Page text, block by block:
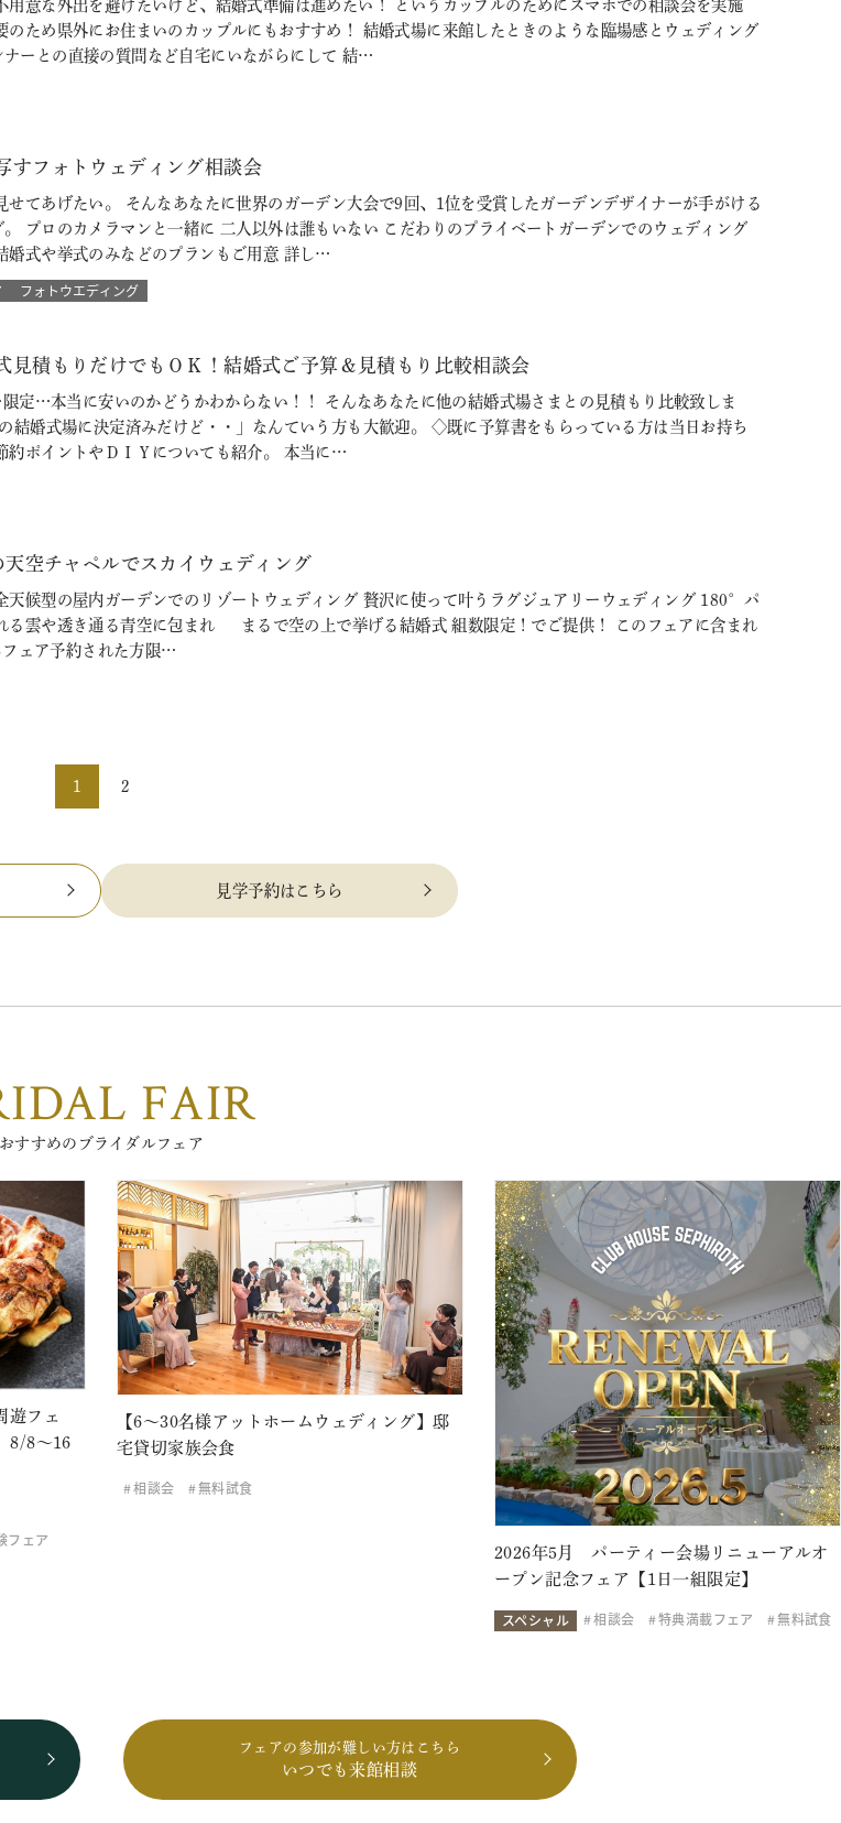
用意な外出を避けたいけど、結婚式準備は進めたい！ というカップルのためにスマホでの相談会を実施
ため県外にお住まいのカップルにもおすすめ！ 結婚式場に来館したときのような臨場感とウェディング
ーとの直接の質問など自宅にいながらにして 結…
すフォトウェディング相談会
てあげたい。 そんなあなたに世界のガーデン大会で9回、1位を受賞したガーデンデザイナーが手がける
プロのカメラマンと一緒に 二人以外は誰もいない こだわりのプライベートガーデンでのウェディング
式や挙式のみなどのプランもご用意 詳し…
フォトウエディング
積もりだけでもＯＫ！結婚式ご予算＆見積もり比較相談会
定…本当に安いのかどうかわからない！！ そんなあなたに他の結婚式場さまとの見積もり比較致しま
結婚式場に決定済みだけど・・」なんていう方も大歓迎。 ◇既に予算書をもらっている方は当日お持ち
約ポイントやＤＩＹについても紹介。 本当に…
空チャペルでスカイウェディング
天候型の屋内ガーデンでのリゾートウェディング 贅沢に使って叶うラグジュアリーウェディング 180°パ
る雲や透き通る青空に包まれ まるで空の上で挙げる結婚式 組数限定！でご提供！ このフェアに含まれ
ェア予約された方限…
1 2
見学予約はこちら
FAIR
おすすめのブライダルフェア
遊フェ
8/8～16
フェア
【6～30名様アットホームウェディング】邸
宅貸切家族会食
相談会 無料試食
2026年5月 パーティー会場リニューアルオ
ープン記念フェア【1日一組限定】
スペシャル 相談会 特典満載フェア 無料試食
フェアの参加が難しい方はこちら
いつでも来館相談